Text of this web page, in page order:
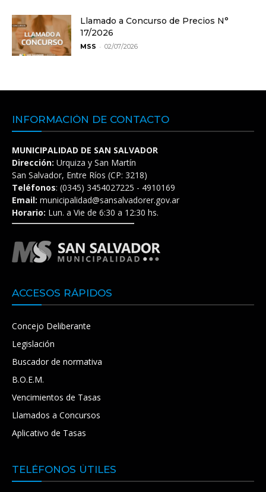
Llamado a Concurso de Precios N°
17/2026
MSS - 02/07/2026
INFORMACIÓN DE CONTACTO
MUNICIPALIDAD DE SAN SALVADOR
Dirección: Urquiza y San Martín
San Salvador, Entre Ríos (CP: 3218)
Teléfonos: (0345) 3454027225 - 4910169
Email: municipalidad@sansalvadorer.gov.ar
Horario: Lun. a Vie de 6:30 a 12:30 hs.
ACCESOS RÁPIDOS
Concejo Deliberante
Legislación
Buscador de normativa
B.O.E.M.
Vencimientos de Tasas
Llamados a Concursos
Aplicativo de Tasas
TELÉFONOS ÚTILES